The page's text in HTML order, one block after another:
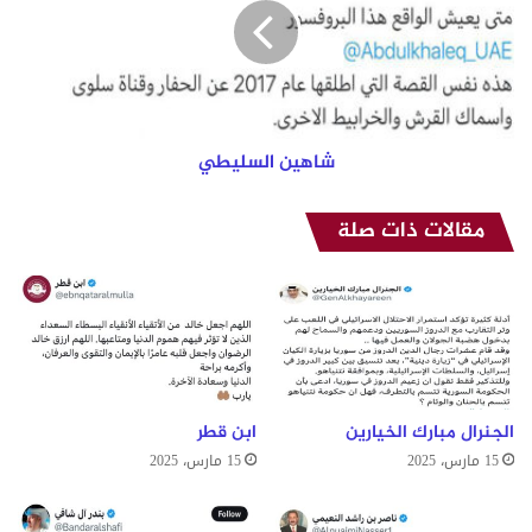
يي
ن
ا
ل
س
ل
ي
شاهين السليطي
مقالات ذات صلة
الجنرال مبارك الخيارين
15 مارس، 2025
ابن قطر
15 مارس، 2025